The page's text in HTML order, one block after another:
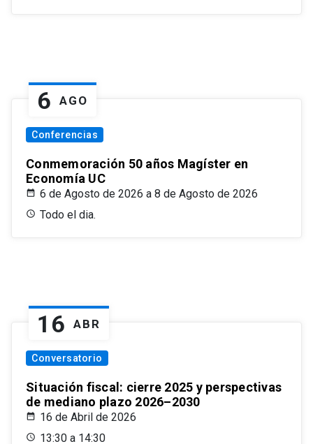
6 AGO
Conferencias
Conmemoración 50 años Magíster en
Economía UC
6 de Agosto de 2026 a 8 de Agosto de 2026
Todo el dia.
16 ABR
Conversatorio
Situación fiscal: cierre 2025 y perspectivas
de mediano plazo 2026–2030
16 de Abril de 2026
13:30 a 14:30